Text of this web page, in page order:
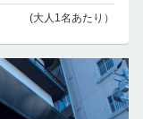
(大人1名あたり）